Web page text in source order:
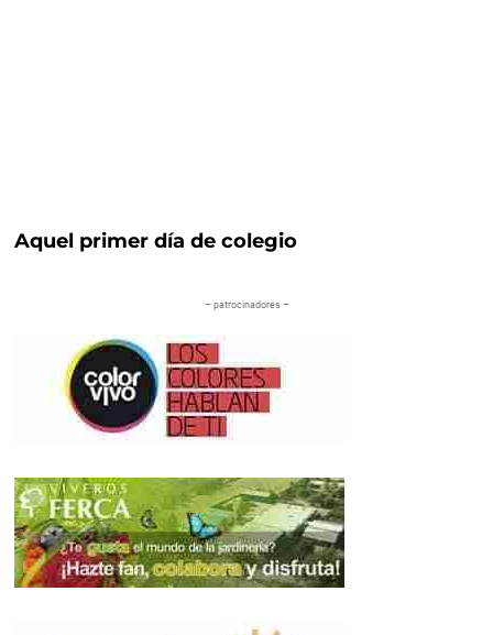
Aquel primer día de colegio
– patrocinadores –